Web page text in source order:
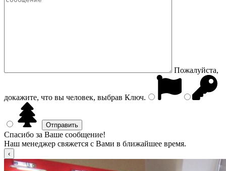
Пожалуйста,
докажите, что вы человек, выбрав Ключ.
Спасибо за Ваше сообщение!
Наш менеджер свяжется с Вами в ближайшее время.